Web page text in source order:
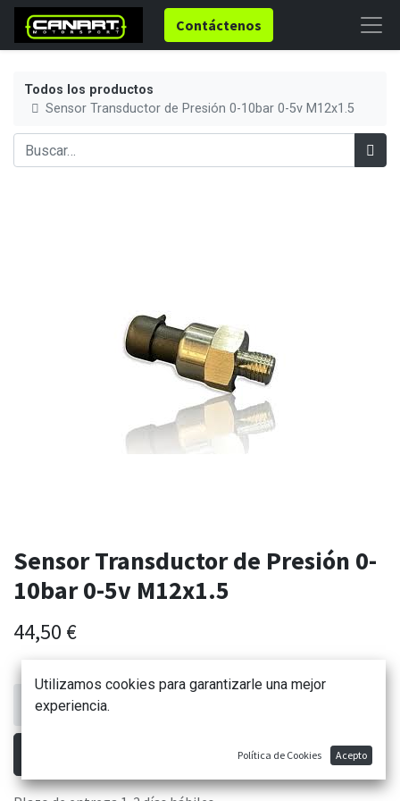
Contáctenos
Todos los productos
Sensor Transductor de Presión 0-10bar 0-5v M12x1.5
Sensor Transductor de Presión 0-
10bar 0-5v M12x1.5
44,50 €
Utilizamos cookies para garantizarle una mejor
experiencia.
Política de Cookies Acepto